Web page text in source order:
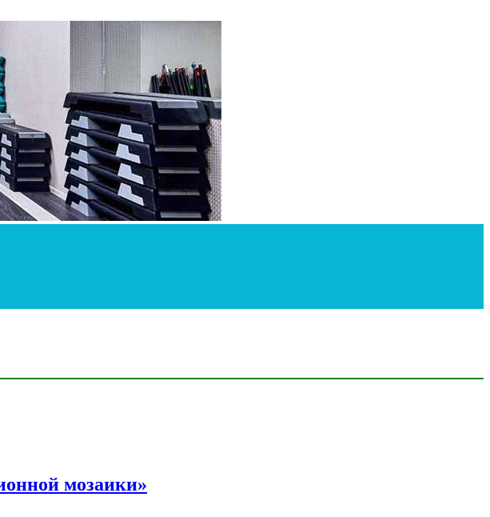
мозаики»